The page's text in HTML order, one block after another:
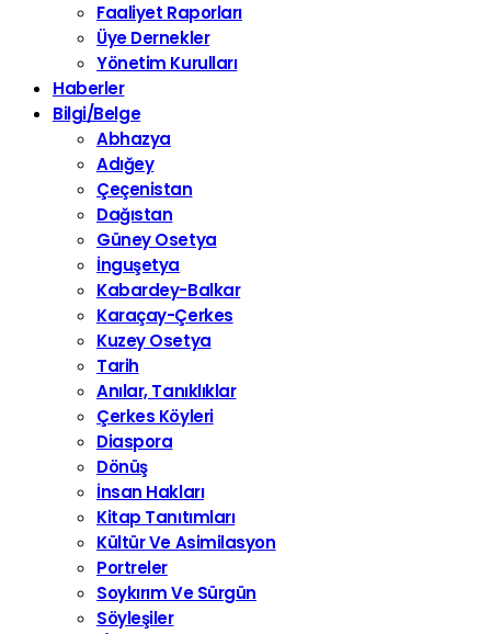
Faaliyet Raporları
Üye Dernekler
Yönetim Kurulları
Haberler
Bilgi/Belge
Abhazya
Adığey
Çeçenistan
Dağıstan
Güney Osetya
İnguşetya
Kabardey-Balkar
Karaçay-Çerkes
Kuzey Osetya
Tarih
Anılar, Tanıklıklar
Çerkes Köyleri
Diaspora
Dönüş
İnsan Hakları
Kitap Tanıtımları
Kültür Ve Asimilasyon
Portreler
Soykırım Ve Sürgün
Söyleşiler